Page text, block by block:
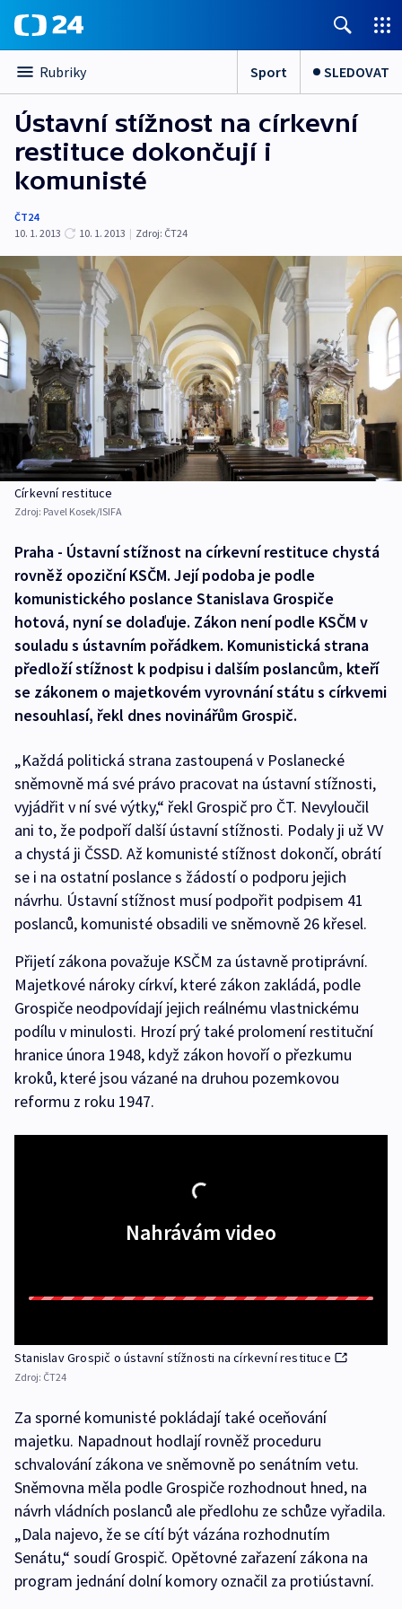
Rubriky Sport SLEDOVAT
Ústavní stížnost na církevní
restituce dokončují i
komunisté
ČT24
10. 1. 2013
10. 1. 2013 | Zdroj: ČT24
Církevní restituce
Zdroj: Pavel Kosek/ISIFA
Praha - Ústavní stížnost na církevní restituce chystá
rovněž opoziční KSČM. Její podoba je podle
komunistického poslance Stanislava Grospiče
hotová, nyní se dolaďuje. Zákon není podle KSČM v
souladu s ústavním pořádkem. Komunistická strana
předloží stížnost k podpisu i dalším poslancům, kteří
se zákonem o majetkovém vyrovnání státu s církvemi
nesouhlasí, řekl dnes novinářům Grospič.
„Každá politická strana zastoupená v Poslanecké
sněmovně má své právo pracovat na ústavní stížnosti,
vyjádřit v ní své výtky,“ řekl Grospič pro ČT. Nevyloučil
ani to, že podpoří další ústavní stížnosti. Podaly ji už VV
a chystá ji ČSSD. Až komunisté stížnost dokončí, obrátí
se i na ostatní poslance s žádostí o podporu jejich
návrhu. Ústavní stížnost musí podpořit podpisem 41
poslanců, komunisté obsadili ve sněmovně 26 křesel.
Přijetí zákona považuje KSČM za ústavně protiprávní.
Majetkové nároky církví, které zákon zakládá, podle
Grospiče neodpovídají jejich reálnému vlastnickému
podílu v minulosti. Hrozí prý také prolomení restituční
hranice února 1948, když zákon hovoří o přezkumu
kroků, které jsou vázané na druhou pozemkovou
reformu z roku 1947.
Nahrávám video
Stanislav Grospič o ústavní stížnosti na církevní restituce
Zdroj: ČT24
Za sporné komunisté pokládají také oceňování
majetku. Napadnout hodlají rovněž proceduru
schvalování zákona ve sněmovně po senátním vetu.
Sněmovna měla podle Grospiče rozhodnout hned, na
návrh vládních poslanců ale předlohu ze schůze vyřadila.
„Dala najevo, že se cítí být vázána rozhodnutím
Senátu,“ soudí Grospič. Opětovné zařazení zákona na
program jednání dolní komory označil za protiústavní.